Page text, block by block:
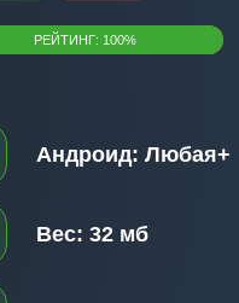
РЕЙТИНГ: 100%
Андроид: Любая+
Вес: 32 мб